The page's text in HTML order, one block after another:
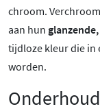
chroom.
aan hun
tijdloze kleur die in
worden.